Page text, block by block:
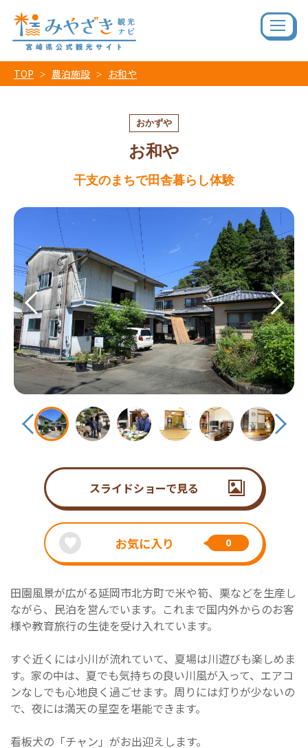
TOP 農泊施設 お和や
おかずや
お和や
干支のまちで田舎暮らし体験
スライドショーで見る
お気に入り 0
田園風景が広がる延岡市北方町で米や筍、栗などを生産し
ながら、民泊を営んでいます。これまで国内外からのお客
様や教育旅行の生徒を受け入れています。
すぐ近くには小川が流れていて、夏場は川遊びも楽しめま
す。家の中は、夏でも気持ちの良い川風が入って、エアコ
ンなしでも心地良く過ごせます。周りには灯りが少ないの
で、夜には満天の星空を堪能できます。
看板犬の「チャン」がお出迎えします。